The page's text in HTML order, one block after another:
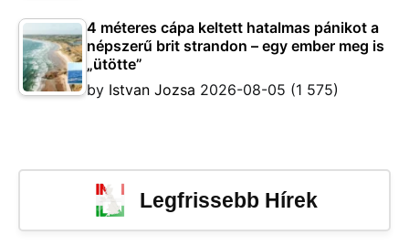
4 méteres cápa keltett hatalmas pánikot a
népszerű brit strandon – egy ember meg is
„ütötte”
by Istvan Jozsa 2026-08-05 (1 575)
Legfrissebb Hírek